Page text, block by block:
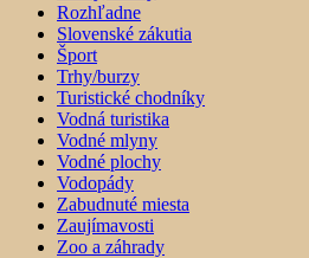
Rozhľadne
Slovenské zákutia
Šport
Trhy/burzy
Turistické chodníky
Vodná turistika
Vodné mlyny
Vodné plochy
Vodopády
Zabudnuté miesta
Zaujímavosti
Zoo a záhrady